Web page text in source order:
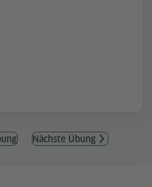
Nächste Übung